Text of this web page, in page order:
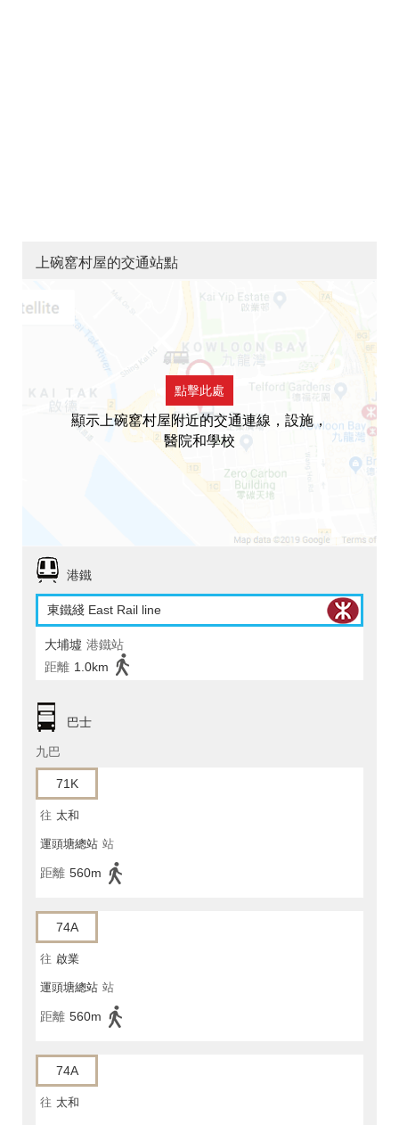
上碗窰村屋的交通站點
點擊此處
顯示上碗窰村屋附近的交通連線，設施，
醫院和學校
港鐵
東鐵綫 East Rail line
大埔墟 港鐵站
距離 1.0km
巴士
九巴
71K
往 太和
運頭塘總站 站
距離 560m
74A
往 啟業
運頭塘總站 站
距離 560m
74A
往 太和